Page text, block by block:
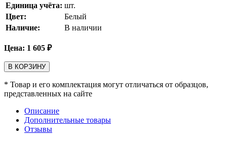
Единица учёта: шт.
Цвет:
Белый
Наличие:
В наличии
Цена: 1 605 ₽
В КОРЗИНУ
* Товар и его комплектация могут отличаться от образцов,
представленных на сайте
Описание
Дополнительные товары
Отзывы